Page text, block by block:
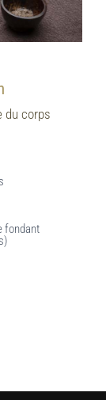
du corps
fondant